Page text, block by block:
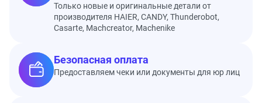
Только новые и оригинальные детали от
производителя HAIER, CANDY, Thunderobot,
Casarte, Machcreator, Machenike
Безопасная оплата
Предоставляем чеки или документы для юр лиц